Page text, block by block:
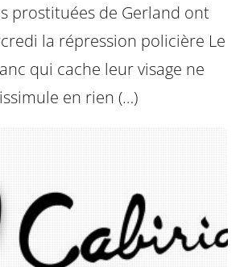
prostituées de Gerland ont
la répression policière Le
qui cache leur visage ne
en rien (…)